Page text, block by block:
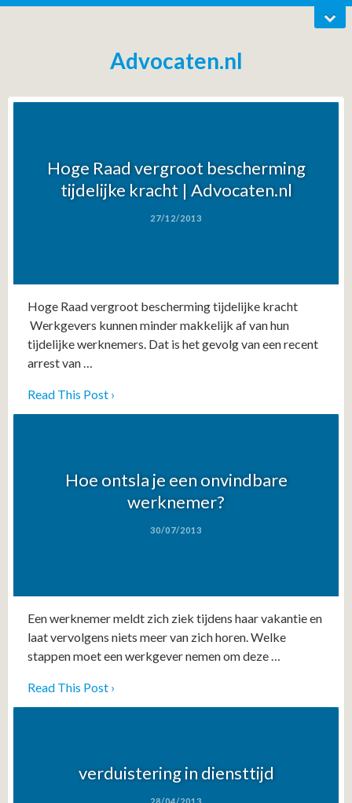
Advocaten.nl
Hoge Raad vergroot bescherming
tijdelijke kracht | Advocaten.nl
27/12/2013
Hoge Raad vergroot bescherming tijdelijke kracht
Werkgevers kunnen minder makkelijk af van hun
tijdelijke werknemers. Dat is het gevolg van een recent
arrest van …
Read This Post ›
Hoe ontsla je een onvindbare
werknemer?
30/07/2013
Een werknemer meldt zich ziek tijdens haar vakantie en
laat vervolgens niets meer van zich horen. Welke
stappen moet een werkgever nemen om deze …
Read This Post ›
verduistering in diensttijd